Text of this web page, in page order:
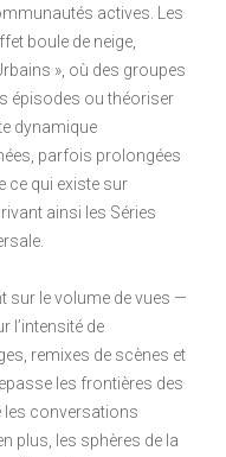
actives. Les
boule de neige,
», où des groupes
épisodes ou théoriser
dynamique
parfois prolongées
ce qui existe sur
ainsi les Séries
sur le volume de vues —
l’intensité de
remixes de scènes et
les frontières des
les conversations
plus, les sphères de la